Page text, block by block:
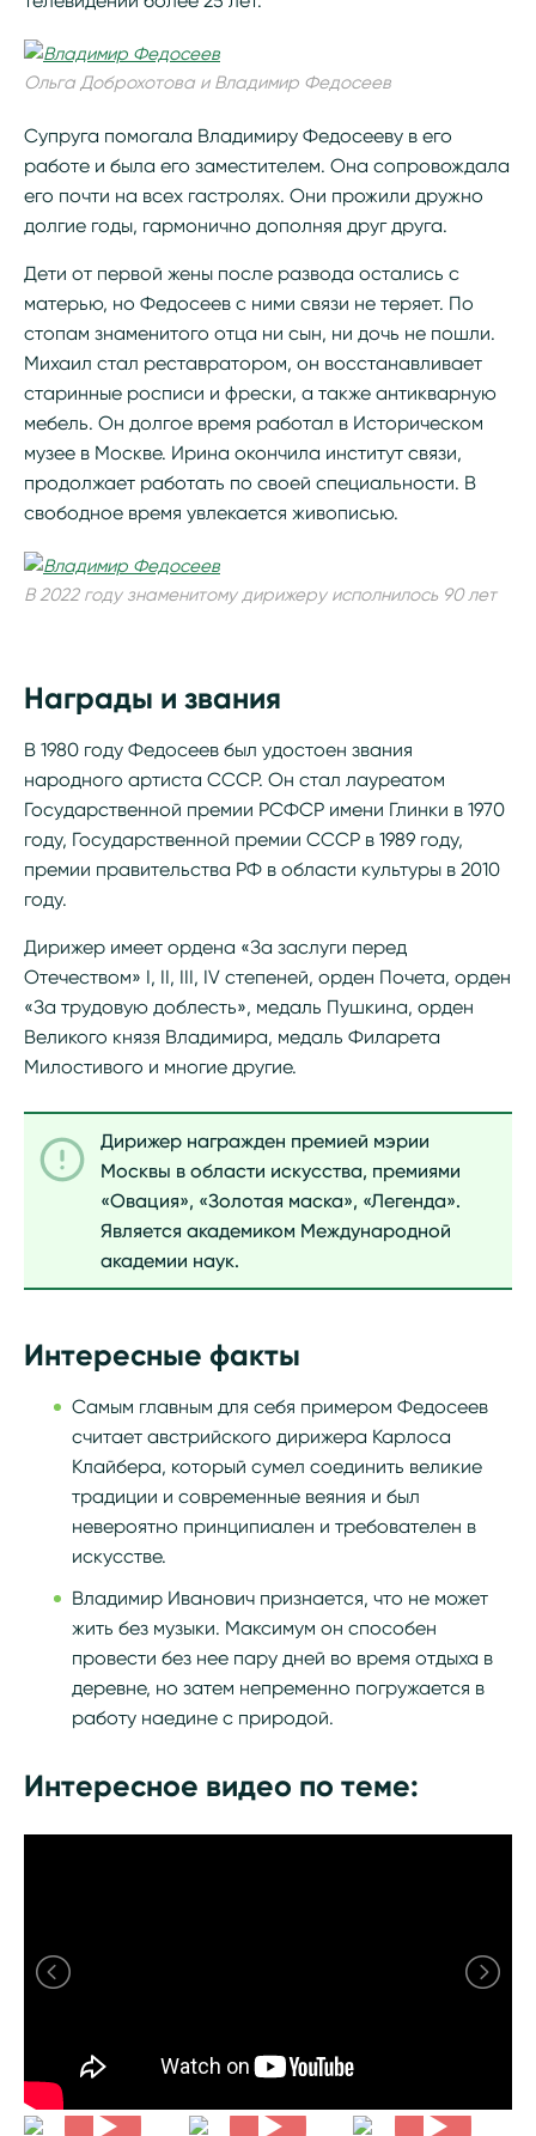
Ольга Доброхотова и Владимир Федосеев
Супруга помогала Владимиру Федосееву в его
работе и была его заместителем. Она сопровождала
его почти на всех гастролях. Они прожили дружно
долгие годы, гармонично дополняя друг друга.
Дети от первой жены после развода остались с
матерью, но Федосеев с ними связи не теряет. По
стопам знаменитого отца ни сын, ни дочь не пошли.
Михаил стал реставратором, он восстанавливает
старинные росписи и фрески, а также антикварную
мебель. Он долгое время работал в Историческом
музее в Москве. Ирина окончила институт связи,
продолжает работать по своей специальности. В
свободное время увлекается живописью.
В 2022 году знаменитому дирижеру исполнилось 90 лет
Награды и звания
В 1980 году Федосеев был удостоен звания
народного артиста СССР. Он стал лауреатом
Государственной премии РСФСР имени Глинки в 1970
году, Государственной премии СССР в 1989 году,
премии правительства РФ в области культуры в 2010
году.
Дирижер имеет ордена «За заслуги перед
Отечеством» I, II, III, IV степеней, орден Почета, орден
«За трудовую доблесть», медаль Пушкина, орден
Великого князя Владимира, медаль Филарета
Милостивого и многие другие.
Дирижер награжден премией мэрии
Москвы в области искусства, премиями
«Овация», «Золотая маска», «Легенда».
Является академиком Международной
академии наук.
Интересные факты
Самым главным для себя примером Федосеев
считает австрийского дирижера Карлоса
Клайбера, который сумел соединить великие
традиции и современные веяния и был
невероятно принципиален и требователен в
искусстве.
Владимир Иванович признается, что не может
жить без музыки. Максимум он способен
провести без нее пару дней во время отдыха в
деревне, но затем непременно погружается в
работу наедине с природой.
Интересное видео по теме: